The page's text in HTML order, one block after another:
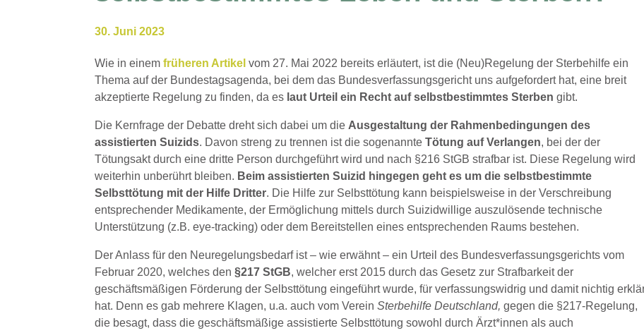
30. Juni 2023
Wie in einemfrüheren Artikel vom 27. Mai 2022 bereits erläutert, ist die (Neu)Regelung der Sterbehilfe ein
Thema auf der Bundestagsagenda, bei dem das Bundesverfassungsgericht uns aufgefordert hat, eine breit
akzeptierte Regelung zu finden, da es laut Urteil ein Recht auf selbstbestimmtes Sterben gibt.
Die Kernfrage der Debatte dreht sich dabei um die Ausgestaltung der Rahmenbedingungen des
assistierten Suizids. Davon streng zu trennen ist die sogenannteTötung auf Verlangen, bei der der
Tötungsakt durch eine dritte Person durchgeführt wird und nach §216 StGB strafbar ist. Diese Regelung wird
weiterhin unberührt bleiben. Beim assistierten Suizid hingegen geht es um die selbstbestimmte
Selbsttötung mit der Hilfe Dritter. Die Hilfe zur Selbsttötung kann beispielsweise in der Verschreibung
entsprechender Medikamente, der Ermöglichung mittels durch Suizidwillige auszulösende technische
Unterstützung (z.B. eye-tracking) oder dem Bereitstellen eines entsprechenden Raums bestehen.
Der Anlass für den Neuregelungsbedarf ist – wie erwähnt – ein Urteil des Bundesverfassungsgerichts vom
Februar 2020, welches den§217 StGB, welcher erst 2015 durch das Gesetz zur Strafbarkeit der
geschäftsmäßigen Förderung der Selbsttötung eingeführt wurde, für verfassungswidrig und damit nichtig
hat. Denn es gab mehrere Klagen, u.a. auch vom VereinSterbehilfe Deutschland,gegen die §217-Regelung,
die besagt, dass die geschäftsmäßige assistierte Selbsttötung sowohl durch Ärzt*innen als auch